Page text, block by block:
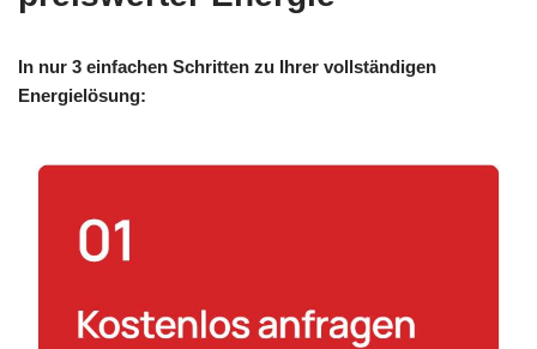
In nur 3 einfachen Schritten zu Ihrer vollständigen
Energielösung: